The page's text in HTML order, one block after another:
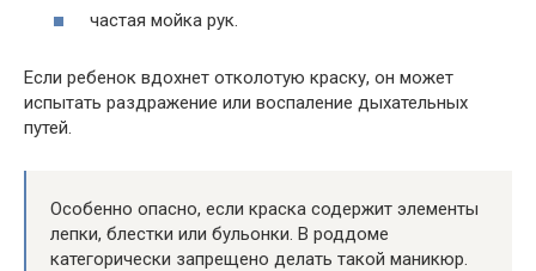
частая мойка рук.
Если ребенок вдохнет отколотую краску, он может
испытать раздражение или воспаление дыхательных
путей.
Особенно опасно, если краска содержит элементы
лепки, блестки или бульонки. В роддоме
категорически запрещено делать такой маникюр.